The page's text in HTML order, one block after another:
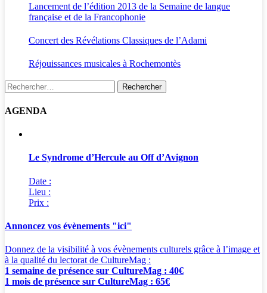
Lancement de l’édition 2013 de la Semaine de langue
française et de la Francophonie
Concert des Révélations Classiques de l’Adami
Réjouissances musicales à Rochemontès
Rechercher :
AGENDA
Le Syndrome d’Hercule au Off d’Avignon
Date :
Lieu :
Prix :
Annoncez vos évènements "ici"
Donnez de la visibilité à vos évènements culturels grâce à l’image et
à la qualité du lectorat de CultureMag :
1 semaine de présence sur CultureMag : 40€
1 mois de présence sur CultureMag : 65€